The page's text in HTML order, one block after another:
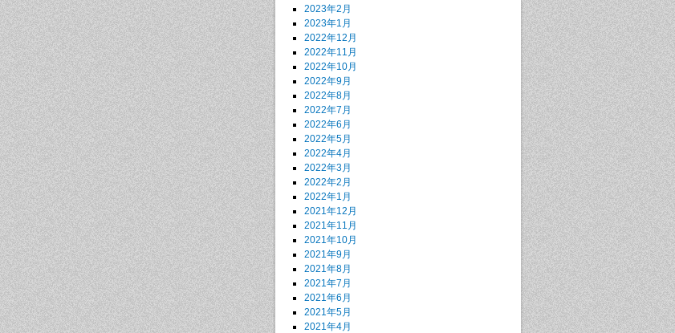
2023年2月
2023年1月
2022年12月
2022年11月
2022年10月
2022年9月
2022年8月
2022年7月
2022年6月
2022年5月
2022年4月
2022年3月
2022年2月
2022年1月
2021年12月
2021年11月
2021年10月
2021年9月
2021年8月
2021年7月
2021年6月
2021年5月
2021年4月